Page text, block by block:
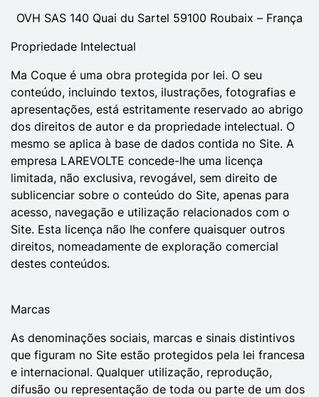
OVH SAS 140 Quai du Sartel 59100 Roubaix – França
Propriedade Intelectual
Ma Coque é uma obra protegida por lei. O seu
conteúdo, incluindo textos, ilustrações, fotografias e
apresentações, está estritamente reservado ao abrigo
dos direitos de autor e da propriedade intelectual. O
mesmo se aplica à base de dados contida no Site. A
empresa LAREVOLTE concede-lhe uma licença
limitada, não exclusiva, revogável, sem direito de
sublicenciar sobre o conteúdo do Site, apenas para
acesso, navegação e utilização relacionados com o
Site. Esta licença não lhe confere quaisquer outros
direitos, nomeadamente de exploração comercial
destes conteúdos.
Marcas
As denominações sociais, marcas e sinais distintivos
que figuram no Site estão protegidos pela lei francesa
e internacional. Qualquer utilização, reprodução,
difusão ou representação de toda ou parte de um dos